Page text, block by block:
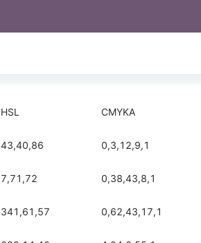
HSL CMYKA
43,40,86 0,3,12,9,1
7,71,72 0,38,43,8,1
341,61,57 0,62,43,17,1